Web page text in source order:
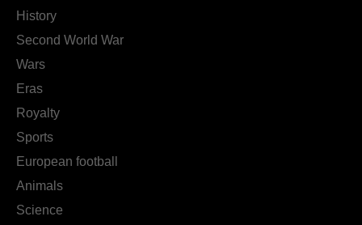
History
Second World War
Wars
Eras
Royalty
Sports
European football
Animals
Science